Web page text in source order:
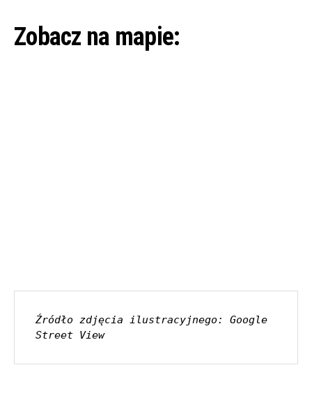
Zobacz na mapie:
Źródło zdjęcia ilustracyjnego: Google
Street View